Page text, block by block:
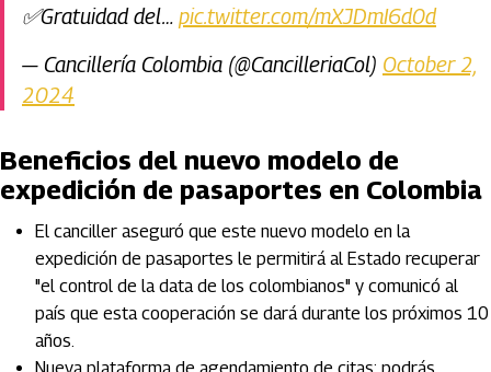
✅Gratuidad del… pic.twitter.com/mXJDmI6d0d
— Cancillería Colombia (@CancilleriaCol) October 2,
2024
Beneficios del nuevo modelo de
expedición de pasaportes en Colombia
El canciller aseguró que este nuevo modelo en la
expedición de pasaportes le permitirá al Estado recuperar
"el control de la data de los colombianos" y comunicó al
país que esta cooperación se dará durante los próximos 10
años.